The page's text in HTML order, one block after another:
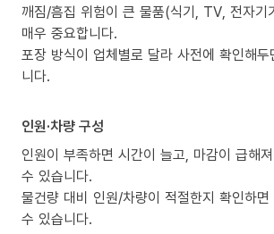
깨짐/흠집 위험이 큰 물품(식기, TV, 전자기
매우 중요합니다.
포장 방식이 업체별로 달라 사전에 확인해
니다.
인원·차량 구성
인원이 부족하면 시간이 늘고, 마감이 급해
수 있습니다.
물건량 대비 인원/차량이 적절한지 확인하
수 있습니다.